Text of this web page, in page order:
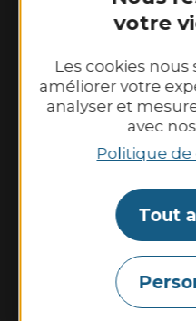
votre
Les cookies
améliorer votre
analyser et
avec
Politique
Tout
6 place
22520
Tél. 02
Nos
Du lundi au
Dimanche et jours